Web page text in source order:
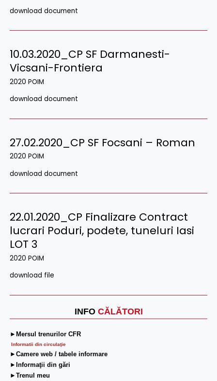
INFO CĂLĂTORI
►Mersul trenurilor CFR
Informatii din circulaţie
►Camere web / tabele informare
►Informaţii din gări
►Trenul meu
download document
10.03.2020_CP SF Darmanesti-
Vicsani-Frontiera
2020 POIM
download document
27.02.2020_CP SF Focsani – Roman
2020 POIM
download document
22.01.2020_CP Finalizare Contract
lucrari Poduri, podete, tuneluri Iasi
LOT 3
2020 POIM
download file